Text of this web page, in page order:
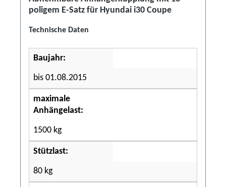
poligem E-Satz für Hyundai i30 Coupe
Technische Daten
Baujahr:
bis 01.08.2015
maximale
Anhängelast:
1500 kg
Stützlast:
80 kg